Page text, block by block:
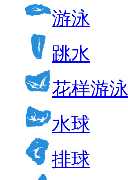
游泳
跳水
花样游泳
水球
排球